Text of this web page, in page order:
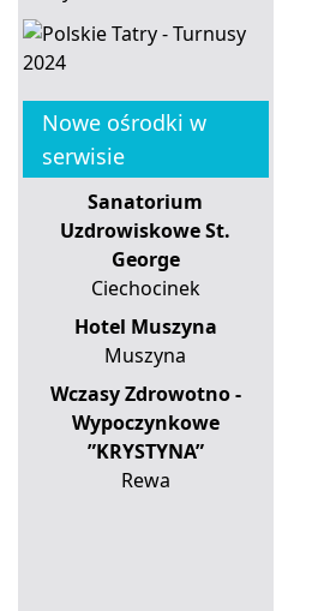
Nowe ośrodki w
serwisie
Sanatorium
Uzdrowiskowe St.
George
Ciechocinek
Hotel Muszyna
Muszyna
Wczasy Zdrowotno -
Wypoczynkowe
”KRYSTYNA”
Rewa